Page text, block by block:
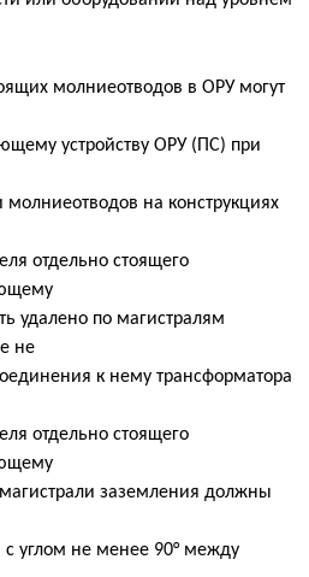
молниеотводов в ОРУ могут
устройству ОРУ (ПС) при
молниеотводов на конструкциях
отдельно стоящего
удалено по магистралям
не
к нему трансформатора
отдельно стоящего
заземления должны
углом не менее 90° между